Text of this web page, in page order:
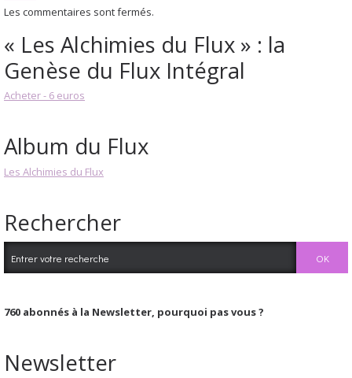
Les commentaires sont fermés.
« Les Alchimies du Flux » : la
Genèse du Flux Intégral
Acheter - 6 euros
Album du Flux
Les Alchimies du Flux
Rechercher
760 abonnés à la Newsletter, pourquoi pas vous ?
Newsletter